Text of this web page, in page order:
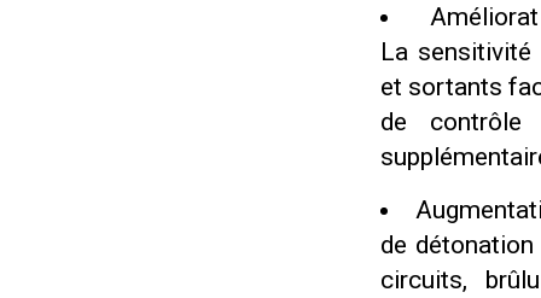
La
et sortants
de contrôle
de
circuits,